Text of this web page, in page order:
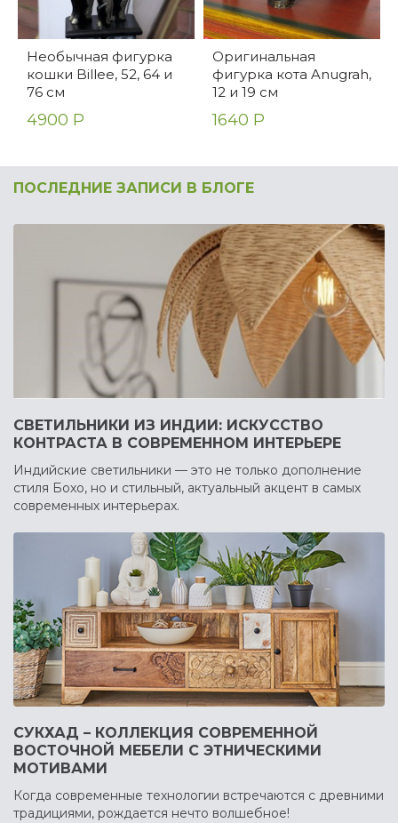
Необычная фигурка
кошки Billee, 52, 64 и
76 см
4900 Р
Оригинальная
фигурка кота Anugrah,
12 и 19 см
1640 Р
ПОСЛЕДНИЕ ЗАПИСИ В БЛОГЕ
СВЕТИЛЬНИКИ ИЗ ИНДИИ: ИСКУССТВО
КОНТРАСТА В СОВРЕМЕННОМ ИНТЕРЬЕРЕ
Индийские светильники — это не только дополнение
стиля Бохо, но и стильный, актуальный акцент в самых
современных интерьерах.
СУКХАД – КОЛЛЕКЦИЯ СОВРЕМЕННОЙ
ВОСТОЧНОЙ МЕБЕЛИ С ЭТНИЧЕСКИМИ
МОТИВАМИ
Когда современные технологии встречаются с древними
традициями, рождается нечто волшебное!